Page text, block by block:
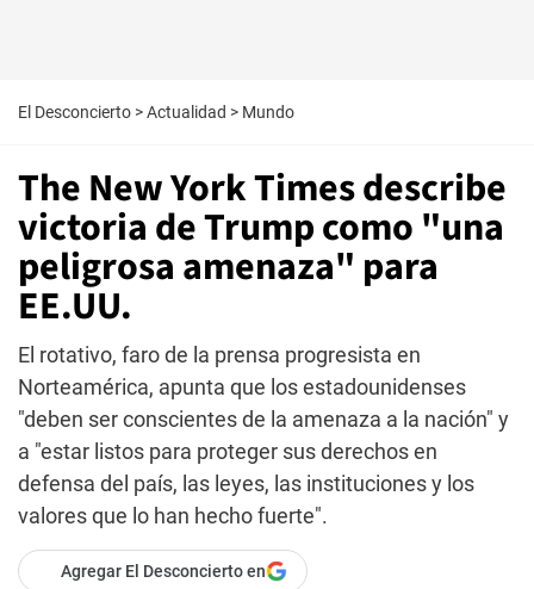
El Desconcierto >Actualidad > Mundo
The New York Times describe
victoria de Trump como "una
peligrosa amenaza" para
EE.UU.
El rotativo, faro de la prensa progresista en
Norteamérica, apunta que los estadounidenses
"deben ser conscientes de la amenaza a la nación" y
a "estar listos para proteger sus derechos en
defensa del país, las leyes, las instituciones y los
valores que lo han hecho fuerte".
Agregar El Desconcierto en